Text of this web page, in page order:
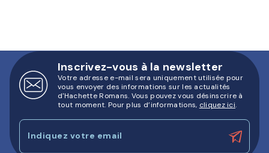
Inscrivez-vous à la newsletter
Votre adresse e-mail sera uniquement utilisée pour
vous envoyer des informations sur les actualités
d'Hachette Romans. Vous pouvez vous désinscrire à
tout moment. Pour plus d’informations, cliquez ici.
Indiquez votre email